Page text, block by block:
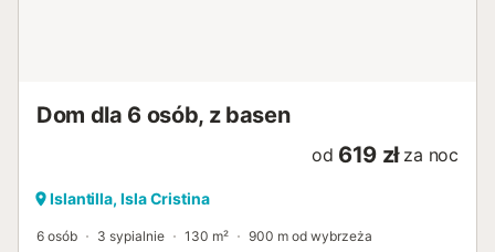
Dom dla 6 osób, z basen
od 619 zł za noc
Islantilla, Isla Cristina
6 osób 3 sypialnie 130 m² 900 m od wybrzeża